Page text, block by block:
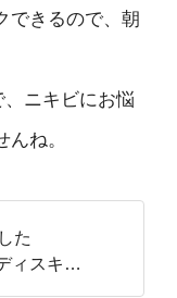
できるので、朝
ニキビにお悩
ね。
た
ィスキ